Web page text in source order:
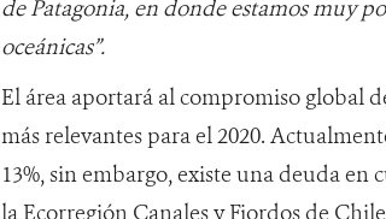
de Patagonia, en donde estamos muy
oceánicas”.
El área aportará al compromiso global
más relevantes para el 2020.
13%, sin embargo, existe una deuda
la Ecorregión Canales y Fiordos de